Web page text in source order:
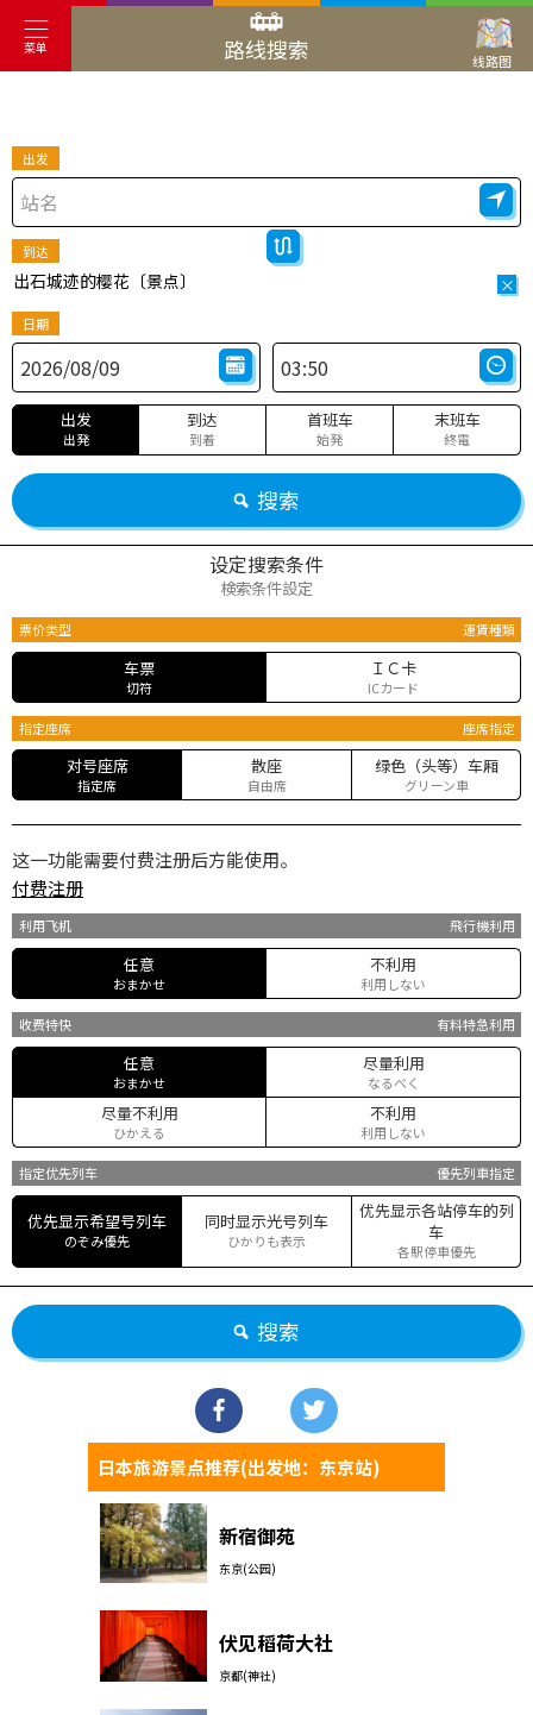
菜单 路线搜索 线路图
出发
到达
出石城迹的樱花〔景点〕 ×
日期
出发
出発
到达
到着
首班车
始発
末班车
終電
搜索
设定搜索条件
検索条件設定
票价类型 運賃種類
车票
切符
ＩＣ卡
ICカード
指定座席 座席指定
对号座席
指定席
散座
自由席
绿色（头等）车厢
グリーン車
这一功能需要付费注册后方能使用。
付费注册
利用飞机 飛行機利用
任意
おまかせ
不利用
利用しない
收费特快 有料特急利用
任意
おまかせ
尽量利用
なるべく
尽量不利用
ひかえる
不利用
利用しない
指定优先列车 優先列車指定
优先显示希望号列车
のぞみ優先
同时显示光号列车
ひかりも表示
优先显示各站停车的列
车
各駅停車優先
搜索
日本旅游景点推荐(出发地：东京站)
新宿御苑
东京(公园)
伏见稻荷大社
京都(神社)